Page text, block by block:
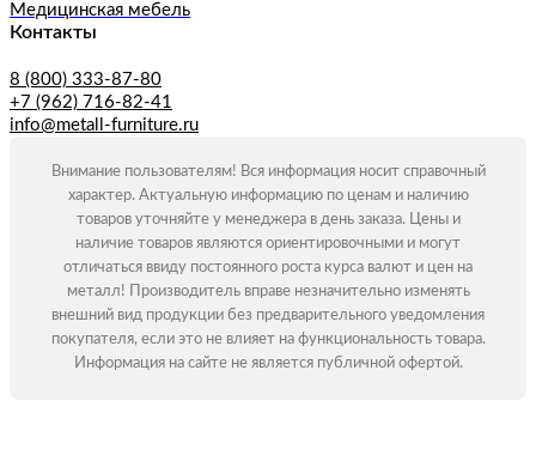
Медицинская мебель
Контакты
8 (800) 333-87-80
+7 (962) 716-82-41
info@metall-furniture.ru
Внимание пользователям! Вся информация носит справочный
характер. Актуальную информацию по ценам и наличию
товаров уточняйте у менеджера в день заказа. Цены и
наличие товаров являются ориентировочными и могут
отличаться ввиду постоянного роста курса валют и цен на
металл! Производитель вправе незначительно изменять
внешний вид продукции без предварительного уведомления
покупателя, если это не влияет на функциональность товара.
Информация на сайте не является публичной офертой.